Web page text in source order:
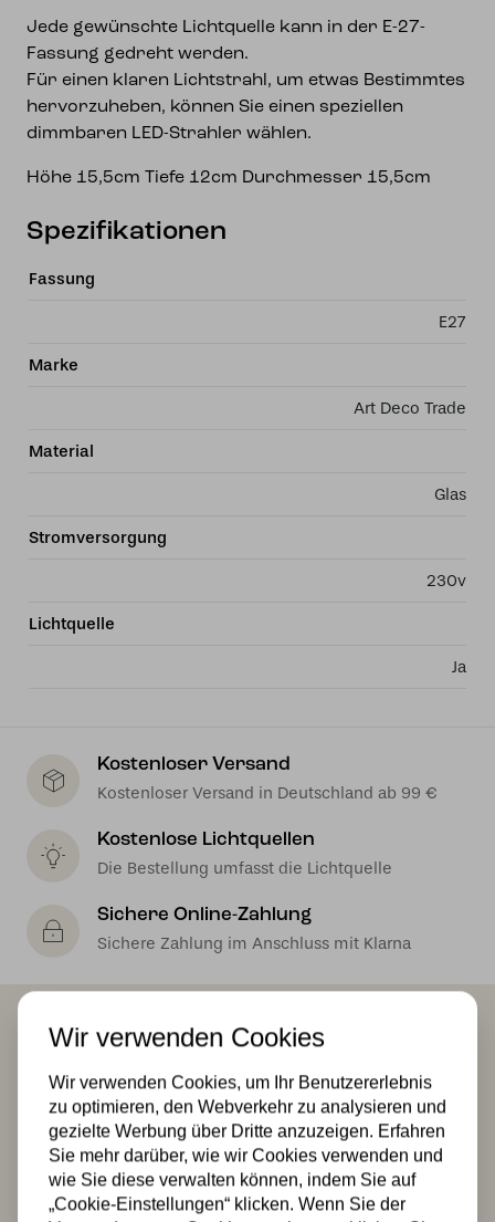
Jede gewünschte Lichtquelle kann in der E-27-
Fassung gedreht werden.
Für einen klaren Lichtstrahl, um etwas Bestimmtes
hervorzuheben, können Sie einen speziellen
dimmbaren LED-Strahler wählen.
Höhe 15,5cm Tiefe 12cm Durchmesser 15,5cm
Spezifikationen
Fassung
E27
Marke
Art Deco Trade
Material
Glas
Stromversorgung
230v
Lichtquelle
Ja
Kostenloser Versand
Kostenloser Versand in Deutschland ab 99 €
Kostenlose Lichtquellen
Die Bestellung umfasst die Lichtquelle
Sichere Online-Zahlung
Sichere Zahlung im Anschluss mit Klarna
Das könnte Ihnen auch gefallen
Wir verwenden Cookies
Wir verwenden Cookies, um Ihr Benutzererlebnis
zu optimieren, den Webverkehr zu analysieren und
gezielte Werbung über Dritte anzuzeigen. Erfahren
Sie mehr darüber, wie wir Cookies verwenden und
wie Sie diese verwalten können, indem Sie auf
„Cookie-Einstellungen“ klicken. Wenn Sie der